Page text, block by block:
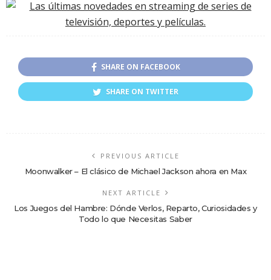
SHARE ON FACEBOOK
SHARE ON TWITTER
PREVIOUS ARTICLE
Moonwalker – El clásico de Michael Jackson ahora en Max
NEXT ARTICLE
Los Juegos del Hambre: Dónde Verlos, Reparto, Curiosidades y
Todo lo que Necesitas Saber